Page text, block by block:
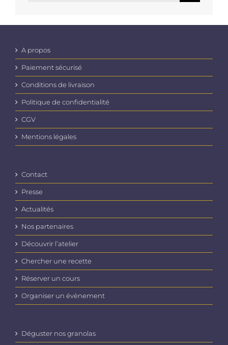
A propos
Paiement sécurisé
Conditions de livraison
Politique de confidentialité
CGV
Mentions légales
Contact
Presse
Actualités
Nos partenaires
Découvrir l’atelier
Chercher une recette
Réserver un cours
Organiser un évènement
Déguster nos granolas